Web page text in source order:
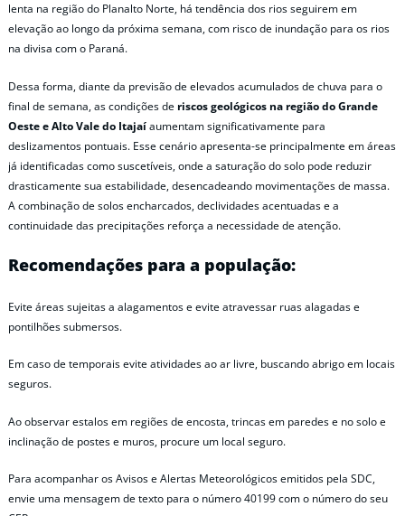
lenta na região do Planalto Norte, há tendência dos rios seguirem em
elevação ao longo da próxima semana, com risco de inundação para os rios
na divisa com o Paraná.
Dessa forma, diante da previsão de elevados acumulados de chuva para o
final de semana, as condições de riscos geológicos na região do Grande
Oeste e Alto Vale do Itajaíaumentam significativamente para
deslizamentos pontuais. Esse cenário apresenta-se principalmente em áreas
já identificadas como suscetíveis, onde a saturação do solo pode reduzir
drasticamente sua estabilidade, desencadeando movimentações de massa.
A combinação de solos encharcados, declividades acentuadas e a
continuidade das precipitações reforça a necessidade de atenção.
Recomendações para a população:
Evite áreas sujeitas a alagamentos e evite atravessar ruas alagadas e
pontilhões submersos.
Em caso de temporais evite atividades ao ar livre, buscando abrigo em locais
seguros.
Ao observar estalos em regiões de encosta, trincas em paredes e no solo e
inclinação de postes e muros, procure um local seguro.
Para acompanhar os Avisos e Alertas Meteorológicos emitidos pela SDC,
envie uma mensagem de texto para o número 40199 com o número do seu